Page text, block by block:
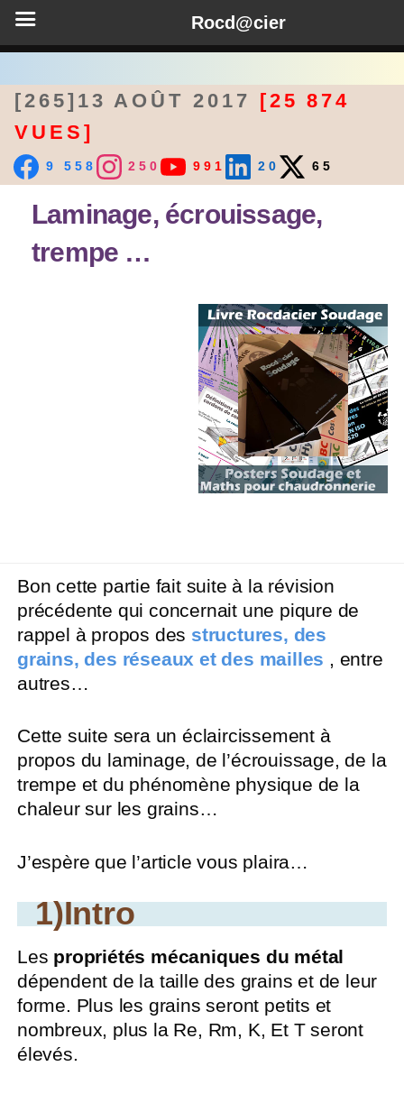
[265]13 AOÛT 2017 [25 874
VUES]
9 558 250 991 20 65
Laminage, écrouissage,
trempe …
Bon cette partie fait suite à la révision
précédente qui concernait une piqure de
rappel à propos des structures, des
grains, des réseaux et des mailles , entre
autres…
Cette suite sera un éclaircissement à
propos du laminage, de l’écrouissage, de la
trempe et du phénomène physique de la
chaleur sur les grains…
J’espère que l’article vous plaira…
1)Intro
Les propriétés mécaniques du métal
dépendent de la taille des grains et de leur
forme. Plus les grains seront petits et
nombreux, plus la Re, Rm, K, Et T seront
élevés.
Rocd@cier